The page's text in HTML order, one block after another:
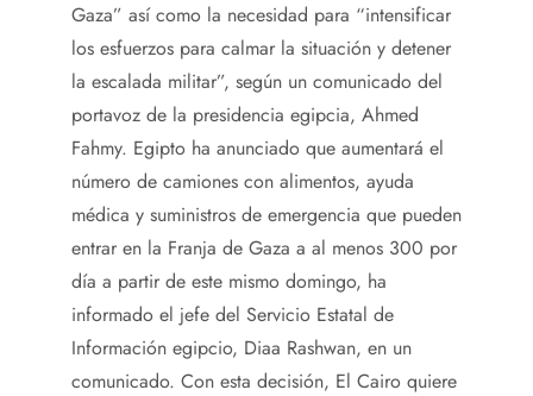
Gaza” así como la necesidad para “intensificar
los esfuerzos para calmar la situación y detener
la escalada militar”, según un comunicado del
portavoz de la presidencia egipcia, Ahmed
Fahmy. Egipto ha anunciado que aumentará el
número de camiones con alimentos, ayuda
médica y suministros de emergencia que pueden
entrar en la Franja de Gaza a al menos 300 por
día a partir de este mismo domingo, ha
informado el jefe del Servicio Estatal de
Información egipcio, Diaa Rashwan, en un
comunicado. Con esta decisión, El Cairo quiere